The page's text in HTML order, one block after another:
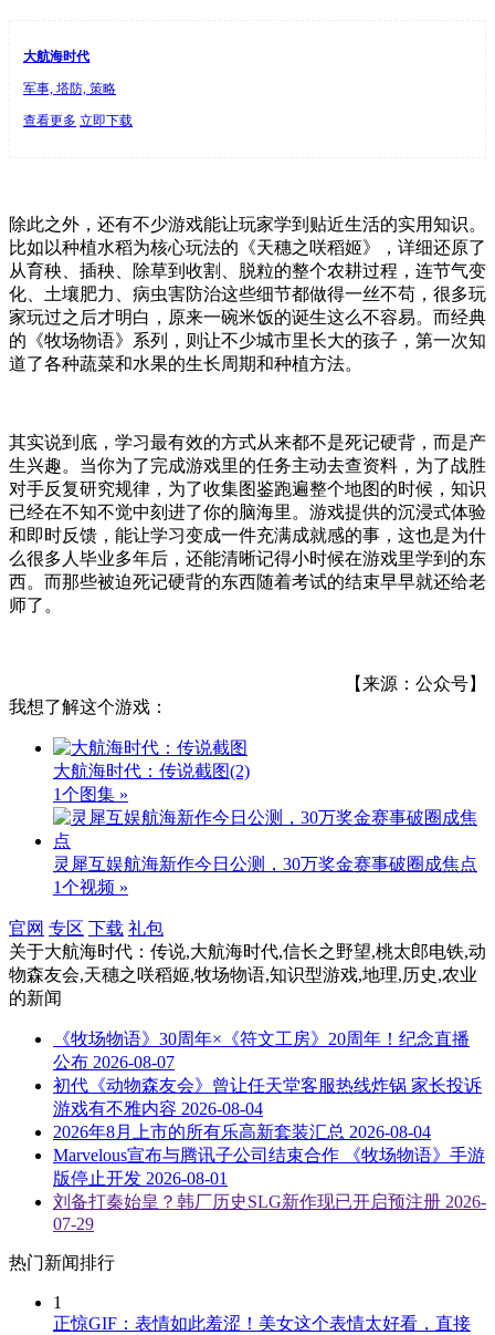
大航海时代
军事, 塔防, 策略
查看更多 立即下载
除此之外，还有不少游戏能让玩家学到贴近生活的实用知识。
比如以种植水稻为核心玩法的《天穗之咲稻姬》，详细还原了
从育秧、插秧、除草到收割、脱粒的整个农耕过程，连节气变
化、土壤肥力、病虫害防治这些细节都做得一丝不苟，很多玩
家玩过之后才明白，原来一碗米饭的诞生这么不容易。而经典
的《牧场物语》系列，则让不少城市里长大的孩子，第一次知
道了各种蔬菜和水果的生长周期和种植方法。
其实说到底，学习最有效的方式从来都不是死记硬背，而是产
生兴趣。当你为了完成游戏里的任务主动去查资料，为了战胜
对手反复研究规律，为了收集图鉴跑遍整个地图的时候，知识
已经在不知不觉中刻进了你的脑海里。游戏提供的沉浸式体验
和即时反馈，能让学习变成一件充满成就感的事，这也是为什
么很多人毕业多年后，还能清晰记得小时候在游戏里学到的东
西。而那些被迫死记硬背的东西随着考试的结束早早就还给老
师了。
【来源：公众号】
我想了解这个游戏：
大航海时代：传说截图(2)
1个图集 »
灵犀互娱航海新作今日公测，30万奖金赛事破圈成焦点
1个视频 »
官网 专区 下载 礼包
关于大航海时代：传说,大航海时代,信长之野望,桃太郎电铁,动
物森友会,天穗之咲稻姬,牧场物语,知识型游戏,地理,历史,农业
的新闻
《牧场物语》30周年×《符文工房》20周年！纪念直播
公布 2026-08-07
初代《动物森友会》曾让任天堂客服热线炸锅 家长投诉
游戏有不雅内容 2026-08-04
2026年8月上市的所有乐高新套装汇总 2026-08-04
Marvelous宣布与腾讯子公司结束合作 《牧场物语》手游
版停止开发 2026-08-01
刘备打秦始皇？韩厂历史SLG新作现已开启预注册 2026-
07-29
热门新闻排行
1
正惊GIF：表情如此羞涩！美女这个表情太好看，直接